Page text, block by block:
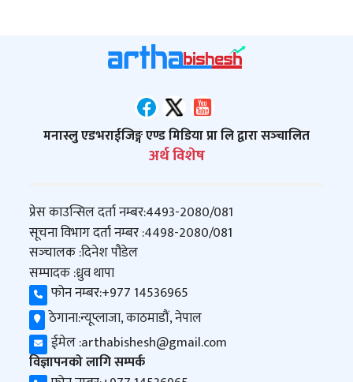
मनास्लु एडभराईजिङ्ग एण्ड मिडिया प्रा लि द्वारा सञ्‍चालित
अर्थ विशेष
प्रेस काउन्सिल दर्ता नम्बर:4493-2080/081
सूचना विभाग दर्ता नम्बर :4498-2080/081
सञ्‍चालक :दिनेश पौडेल
सम्पादक :ध्रुव थापा
फोन नम्बर:+977 14536965
ठेगाना:न्यूप्लाजा, काठमाडौं, नेपाल
ईमेल :arthabishesh@gmail.com
विज्ञापनको लागि सम्पर्क